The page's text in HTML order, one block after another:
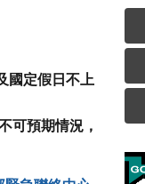
國定假日不上
可預期情況，